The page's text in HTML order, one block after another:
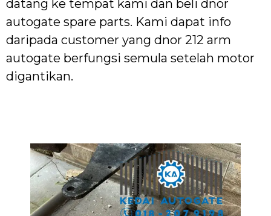
datang ke tempat kami dan beli dnor
autogate spare parts. Kami dapat info
daripada customer yang dnor 212 arm
autogate berfungsi semula setelah motor
digantikan.